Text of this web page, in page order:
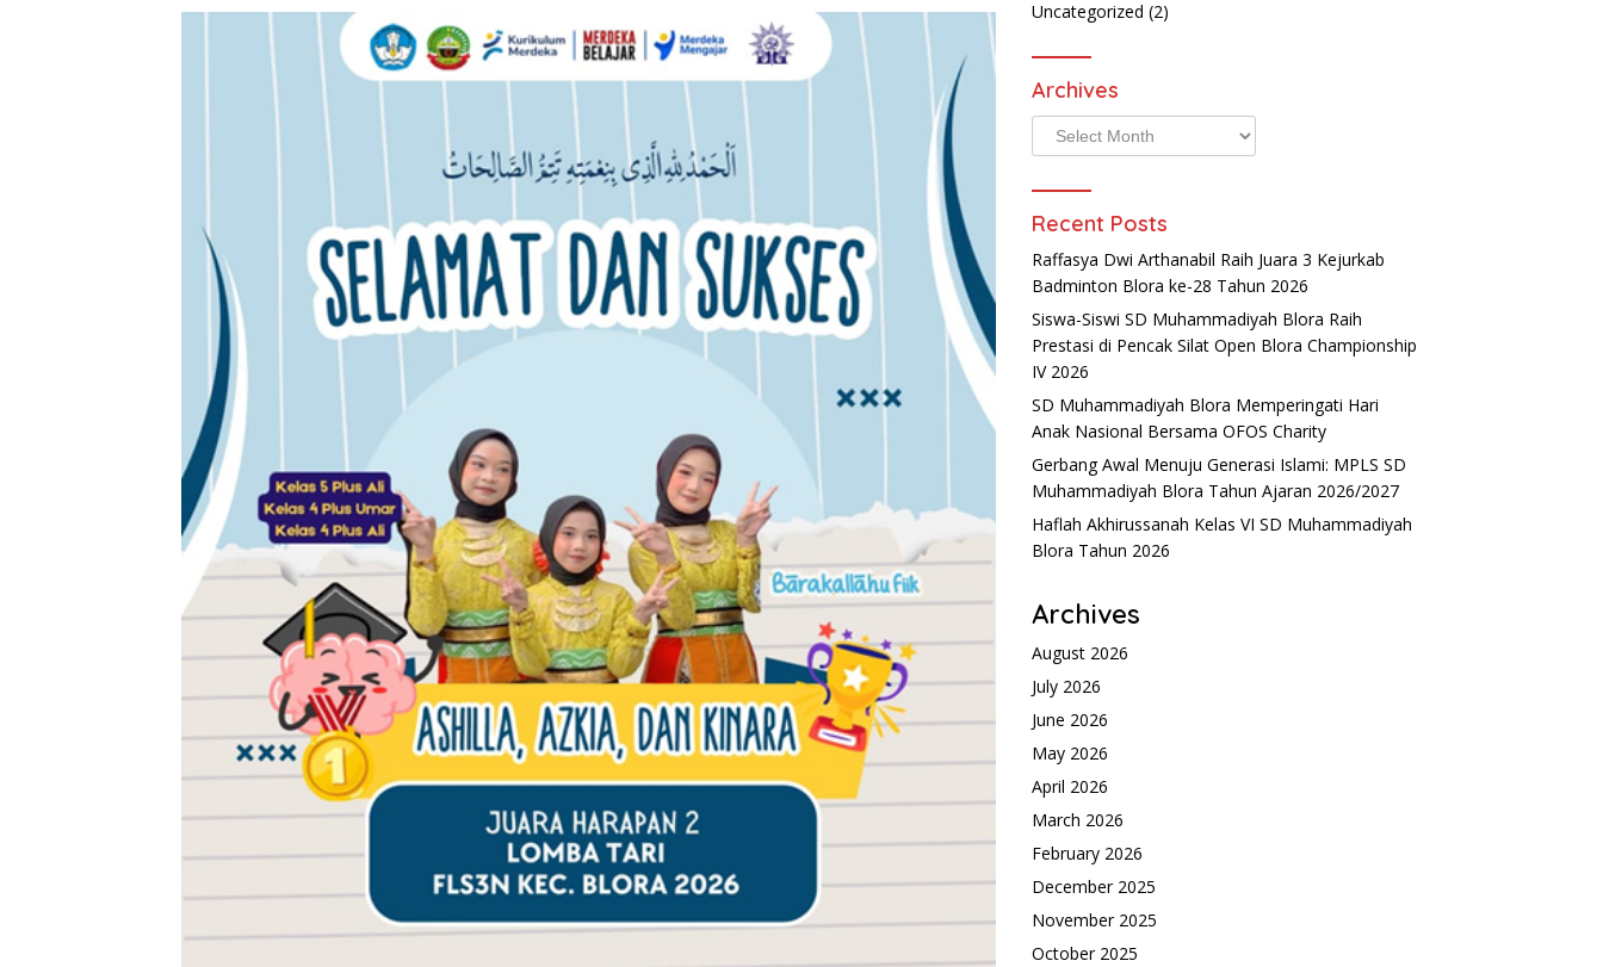
Uncategorized (2)
Archives
Archives
Recent Posts
Raffasya Dwi Arthanabil Raih Juara 3 Kejurkab
Badminton Blora ke-28 Tahun 2026
Siswa-Siswi SD Muhammadiyah Blora Raih
Prestasi di Pencak Silat Open Blora Championship
IV 2026
SD Muhammadiyah Blora Memperingati Hari
Anak Nasional Bersama OFOS Charity
Gerbang Awal Menuju Generasi Islami: MPLS SD
Muhammadiyah Blora Tahun Ajaran 2026/2027
Haflah Akhirussanah Kelas VI SD Muhammadiyah
Blora Tahun 2026
Archives
August 2026
July 2026
June 2026
May 2026
April 2026
March 2026
February 2026
December 2025
November 2025
October 2025